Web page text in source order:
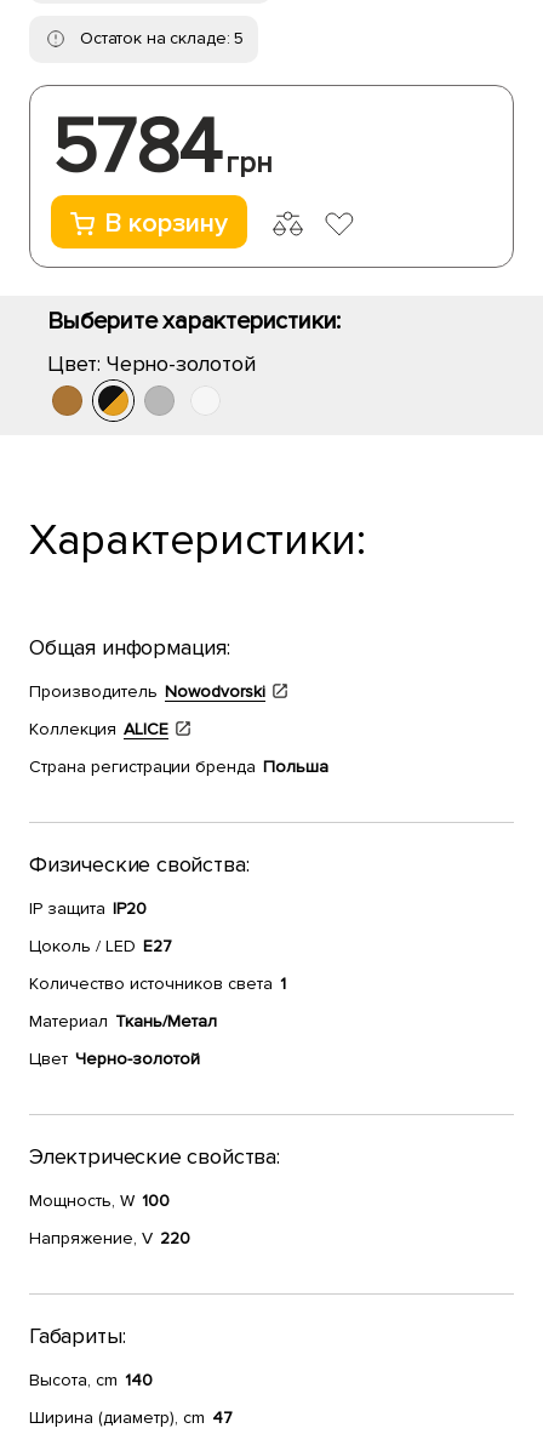
Остаток на складе: 5
5784грн
В корзину
Выберите характеристики:
Цвет: Черно-золотой
Характеристики:
Общая информация:
Производитель Nowodvorski
Коллекция ALICE
Страна регистрации бренда Польша
Физические свойства:
IP защита IP20
Цоколь / LED E27
Количество источников света 1
Материал Ткань/Метал
Цвет Черно-золотой
Электрические свойства:
Мощность, W 100
Напряжение, V 220
Габариты:
Высота, cm 140
Ширина (диаметр), cm 47